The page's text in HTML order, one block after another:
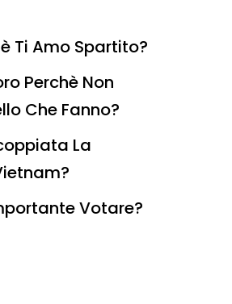
Ti Amo Spartito?
Perchè Non
Che Fanno?
La
Votare?